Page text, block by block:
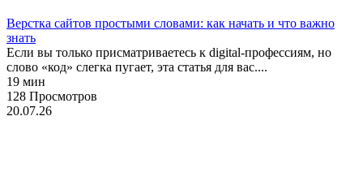
Верстка сайтов простыми словами: как начать и что важно
знать
Если вы только присматриваетесь к digital-профессиям, но
слово «код» слегка пугает, эта статья для вас....
19 мин
128 Просмотров
20.07.26